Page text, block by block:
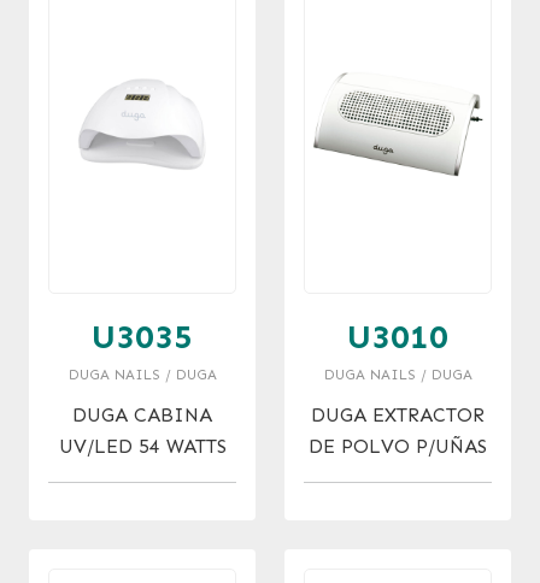
U3035
DUGA NAILS / DUGA
DUGA CABINA
UV/LED 54 WATTS
U3010
DUGA NAILS / DUGA
DUGA EXTRACTOR
DE POLVO P/UÑAS